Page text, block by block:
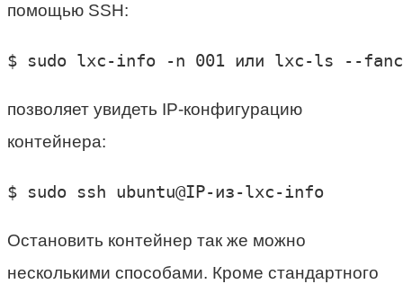
помощью SSH:
$ sudo lxc-info -n 001 или lxc-ls --
позволяет увидеть IP-конфигурацию
контейнера:
$ sudo ssh ubuntu@IP-из-lxc-info
Остановить контейнер так же можно
несколькими способами. Кроме стандартного